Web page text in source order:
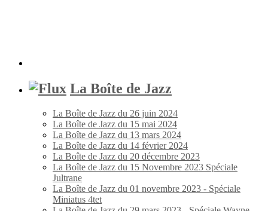
La Boîte de Jazz
La Boîte de Jazz du 26 juin 2024
La Boîte de Jazz du 15 mai 2024
La Boîte de Jazz du 13 mars 2024
La Boîte de Jazz du 14 février 2024
La Boîte de Jazz du 20 décembre 2023
La Boîte de Jazz du 15 Novembre 2023 Spéciale
Jultrane
La Boîte de Jazz du 01 novembre 2023 - Spéciale
Miniatus 4tet